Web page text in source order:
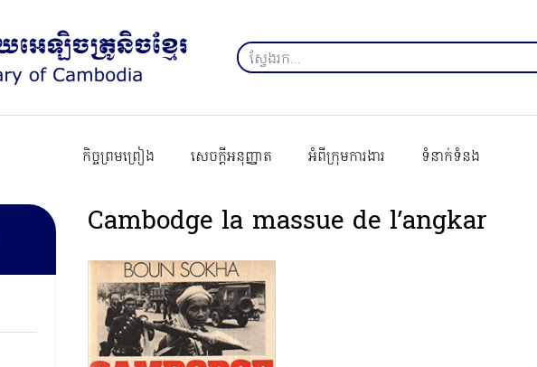
កិច្ចព្រមព្រៀង សេចក្ដីអនុញ្ញាត អំពីក្រុមការងារ ទំនាក់ទំនង
Cambodge la massue de l’angkar